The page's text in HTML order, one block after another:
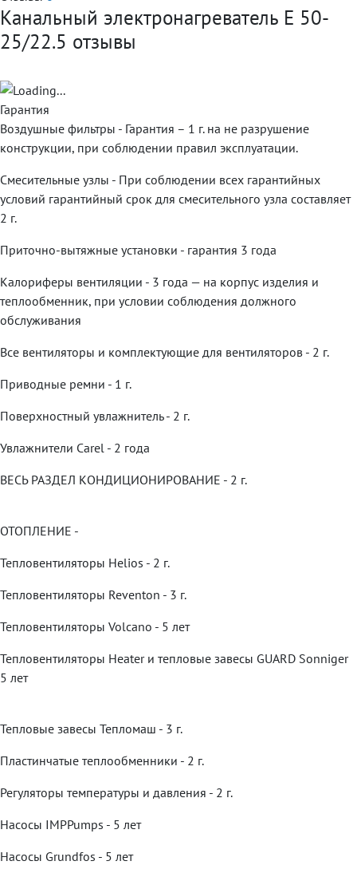
Канальный электронагреватель E 50-
25/22.5 отзывы
Гарантия
Воздушные фильтры - Гарантия – 1 г. на не разрушение
конструкции, при соблюдении правил эксплуатации.
Смесительные узлы - При соблюдении всех гарантийных
условий гарантийный срок для смесительного узла составляет
2 г.
Приточно-вытяжные установки - гарантия 3 года
Калориферы вентиляции - 3 года — на корпус изделия и
теплообменник, при условии соблюдения должного
обслуживания
Все вентиляторы и комплектующие для вентиляторов - 2 г.
Приводные ремни - 1 г.
Поверхностный увлажнитель - 2 г.
Увлажнители Carel - 2 года
ВЕСЬ РАЗДЕЛ КОНДИЦИОНИРОВАНИЕ - 2 г.
ОТОПЛЕНИЕ -
Тепловентиляторы Helios - 2 г.
Тепловентиляторы Reventon - 3 г.
Тепловентиляторы Volcano - 5 лет
Тепловентиляторы Heater и тепловые завесы GUARD Sonniger
5 лет
Тепловые завесы Тепломаш - 3 г.
Пластинчатые теплообменники - 2 г.
Регуляторы температуры и давления - 2 г.
Насосы IMPPumps - 5 лет
Насосы Grundfos - 5 лет